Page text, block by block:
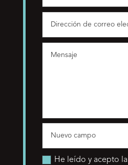
He leído y acepto la